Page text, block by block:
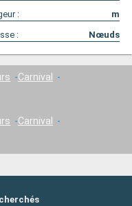
:
m
: Nœuds
Carnival
Carnival